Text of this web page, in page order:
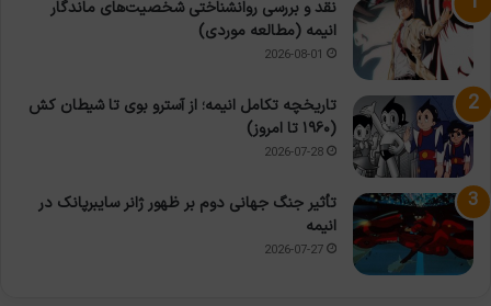
نقد و بررسی روانشناختی شخصیت‌های ماندگار
انیمه (مطالعه موردی)
2026-08-01
تاریخچه تکامل انیمه؛ از آسترو بوی تا شیطان کش
(۱۹۶۰ تا امروز)
2026-07-28
تأثیر جنگ جهانی دوم بر ظهور ژانر سایبرپانک در
انیمه
2026-07-27